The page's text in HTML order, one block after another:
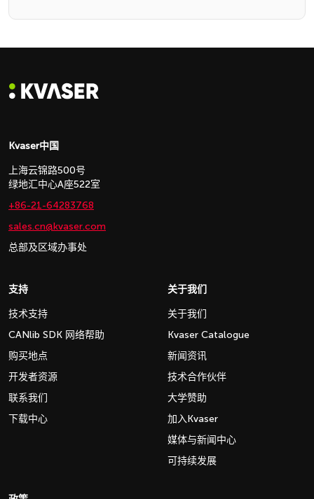
Kvaser中国
上海云锦路500号
绿地汇中心A座522室
+86-21-64283768
sales.cn@kvaser.com
总部及区域办事处
支持
技术支持
CANlib SDK 网络帮助
购买地点
开发者资源
联系我们
下载中心
关于我们
关于我们
Kvaser Catalogue
新闻资讯
技术合作伙伴
大学赞助
加入Kvaser
媒体与新闻中心
可持续发展